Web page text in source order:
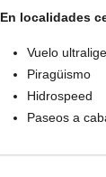
En localidades
Vuelo
Piragüismo
Hidrospeed
Paseos a